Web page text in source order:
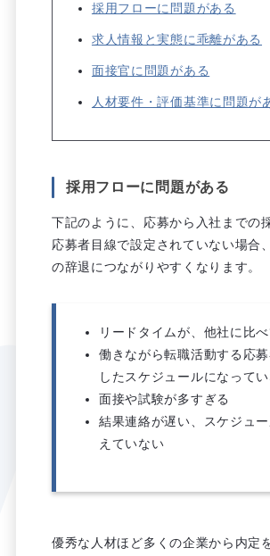
採用フローに問題がある
求人情報と実態に乖離がある
面接官に問題がある
人材要件・評価基準に問題が
採用フローに問題がある
下記のように、応募から入社までの
応募者目線で設定されていない場合
の辞退につながりやすくなります。
リードタイムが、他社に比
働きながら転職活動する応
したスケジュールになって
面接や試験が多すぎる
結果連絡が遅い、スケジュ
えていない
優秀な人材ほど多くの企業から内定